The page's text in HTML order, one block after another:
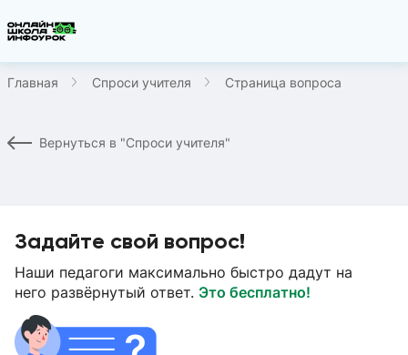
Главная Спроси учителя Страница вопроса
Вернуться в "Спроси учителя"
Задайте свой вопрос!
Наши педагоги максимально быстро дадут на
него развёрнутый ответ. Это бесплатно!